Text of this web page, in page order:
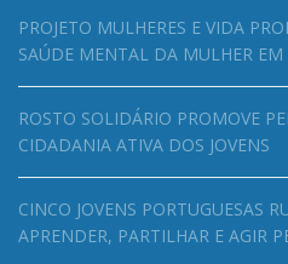
PROJETO MULHERES E VIDA
SAÚDE MENTAL DA MULHER
ROSTO SOLIDÁRIO PROMOVE
CIDADANIA ATIVA DOS JOVENS
CINCO JOVENS PORTUGUESAS
APRENDER, PARTILHAR E AGIR